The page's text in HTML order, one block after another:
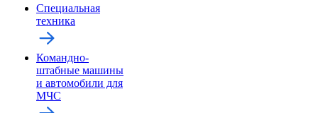
Специальная
техника
Командно-
штабные машины
и автомобили для
МЧС